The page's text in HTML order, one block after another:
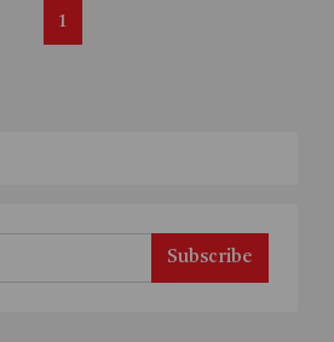
1
Subscribe